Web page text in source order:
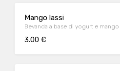
Mango lassi
Bevanda a base di yogurt e mango
3.00 €